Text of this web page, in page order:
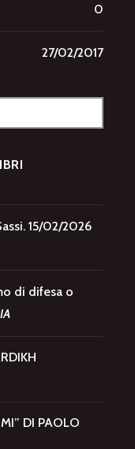
0
27/02/2017
15/02/2026
di difesa o
DI PAOLO